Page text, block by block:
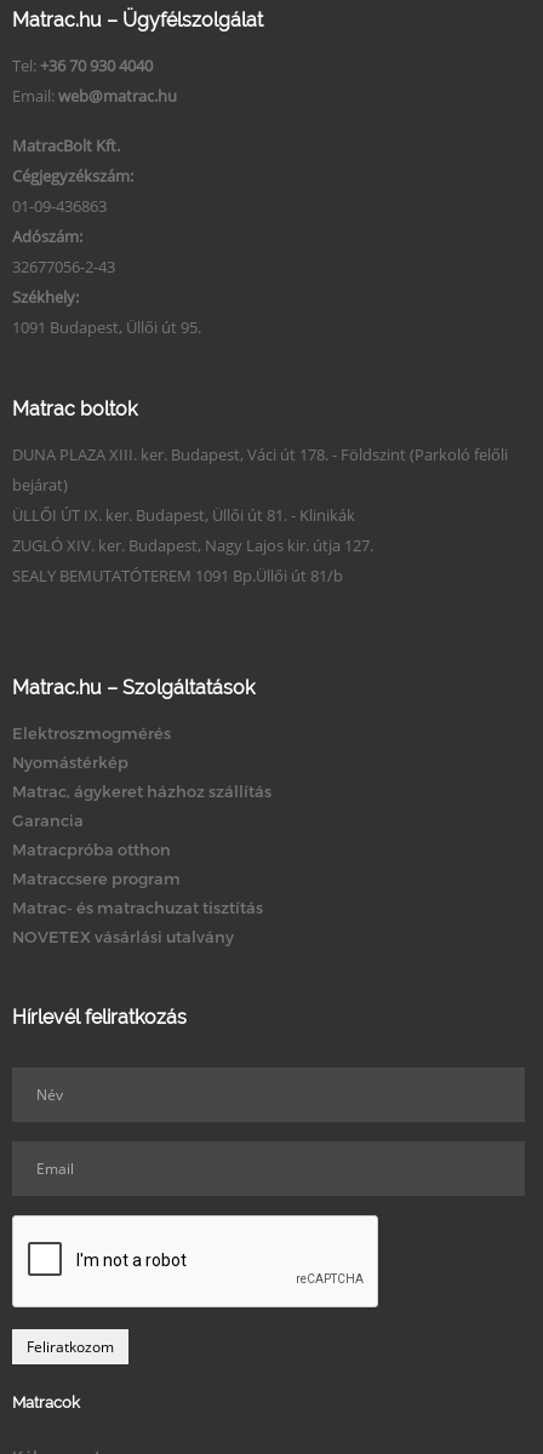
Matrac.hu – Ügyfélszolgálat
Tel: +36 70 930 4040
Email: web@matrac.hu
MatracBolt Kft.
Cégjegyzékszám:
01-09-436863
Adószám:
32677056-2-43
Székhely:
1091 Budapest, Üllői út 95.
Matrac boltok
DUNA PLAZA XIII. ker. Budapest, Váci út 178. - Földszint (Parkoló felőli
bejárat)
ÜLLŐI ÚT IX. ker. Budapest, Üllői út 81. - Klinikák
ZUGLÓ XIV. ker. Budapest, Nagy Lajos kir. útja 127.
SEALY BEMUTATÓTEREM 1091 Bp.Üllői út 81/b
Matrac.hu – Szolgáltatások
Elektroszmogmérés
Nyomástérkép
Matrac, ágykeret házhoz szállítás
Garancia
Matracpróba otthon
Matraccsere program
Matrac- és matrachuzat tisztítás
NOVETEX vásárlási utalvány
Hírlevél feliratkozás
Matracok